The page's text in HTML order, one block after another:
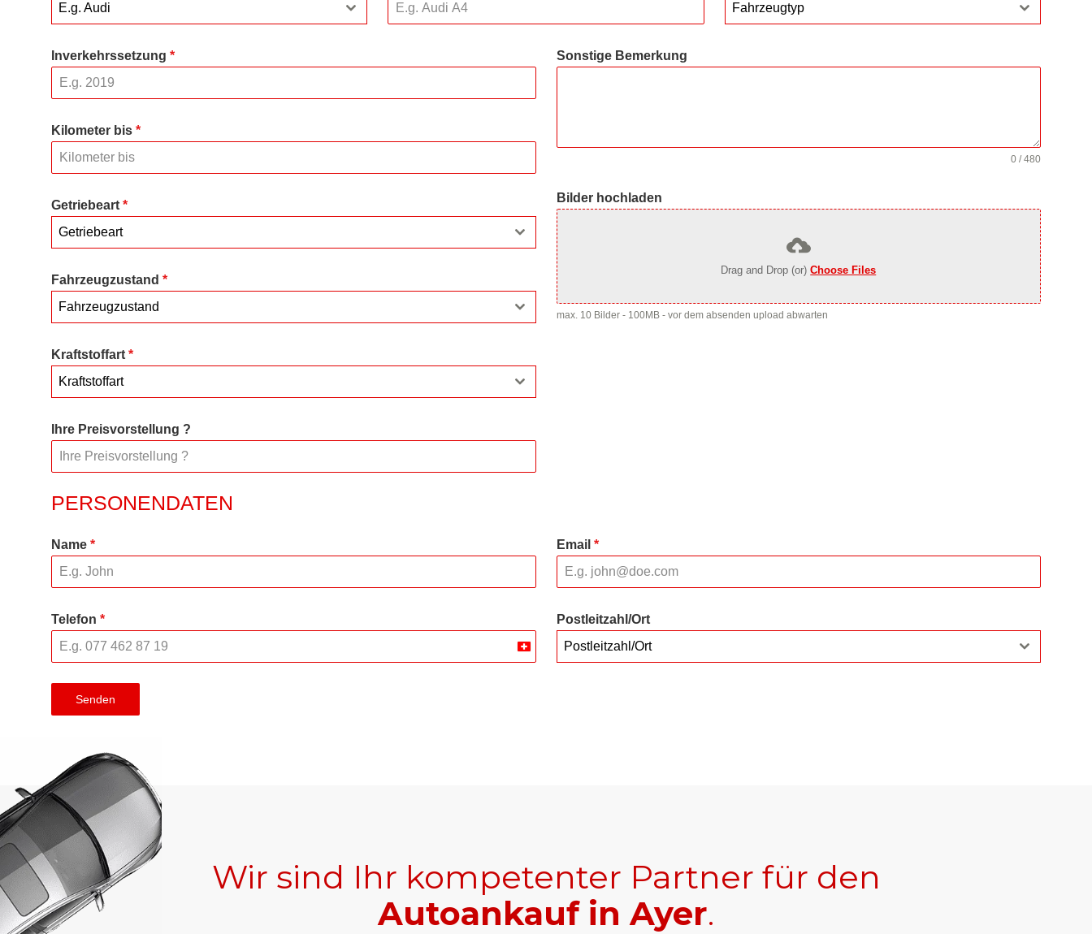
E.g. Audi
Fahrzeugtyp
Inverkehrssetzung *
Kilometer bis *
Getriebeart *
Getriebeart
Fahrzeugzustand *
Fahrzeugzustand
Kraftstoffart *
Kraftstoffart
Ihre Preisvorstellung ?
Sonstige Bemerkung
0 / 480
Bilder hochladen
Drag and Drop (or)Choose Files
max. 10 Bilder - 100MB - vor dem absenden upload abwarten
PERSONENDATEN
Name * Email *
Telefon *
Switzerland
Postleitzahl/Ort
Postleitzahl/Ort
Senden
Wir sind Ihr kompetenter Partner für den
Autoankauf in Ayer.